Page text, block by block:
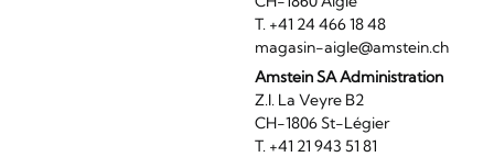
T. +41 24 466 18 48
magasin-aigle@amstein.ch
Amstein SA Administration
Z.I. La Veyre B2
CH-1806 St-Légier
T. +41 21 943 51 81